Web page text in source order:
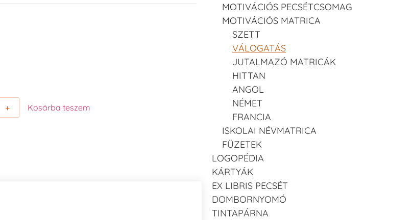
+ Kosárba teszem
MOTIVÁCIÓS PECSÉTCSOMAG
MOTIVÁCIÓS MATRICA
SZETT
VÁLOGATÁS
JUTALMAZÓ MATRICÁK
HITTAN
ANGOL
NÉMET
FRANCIA
ISKOLAI NÉVMATRICA
FÜZETEK
LOGOPÉDIA
KÁRTYÁK
EX LIBRIS PECSÉT
DOMBORNYOMÓ
TINTAPÁRNA